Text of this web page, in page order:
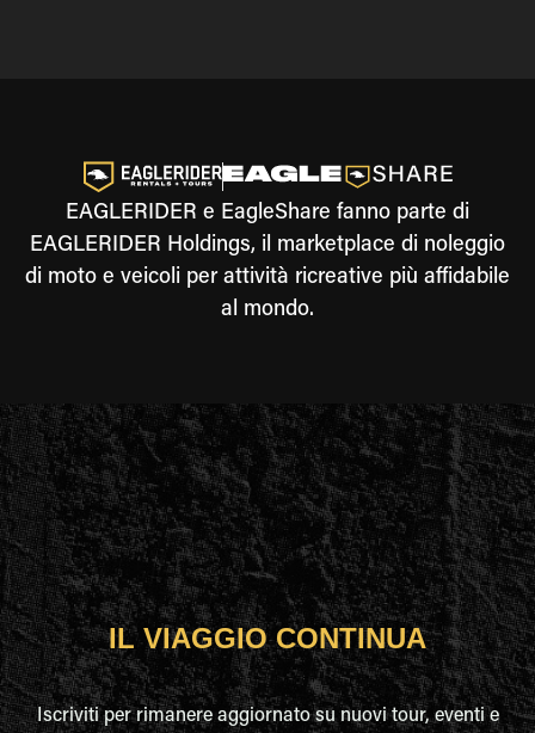
EAGLERIDER e EagleShare fanno parte di
EAGLERIDER Holdings, il marketplace di noleggio
di moto e veicoli per attività ricreative più affidabile
al mondo.
IL VIAGGIO CONTINUA
Iscriviti per rimanere aggiornato su nuovi tour, eventi e